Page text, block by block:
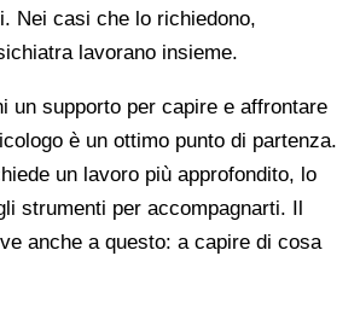
Nei casi che lo richiedono,
lavorano insieme.
un supporto per capire e affrontare
è un ottimo punto di partenza.
un lavoro più approfondito, lo
strumenti per accompagnarti. Il
anche a questo: a capire di cosa